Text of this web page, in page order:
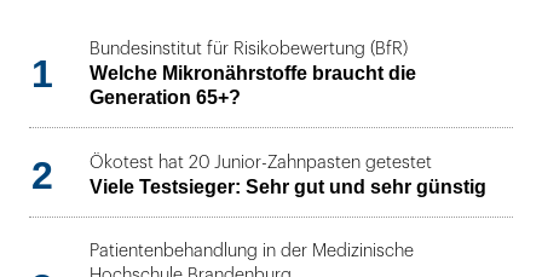
1
Bundesinstitut für Risikobewertung (BfR)
Welche Mikronährstoffe braucht die
Generation 65+?
2 Ökotest hat 20 Junior-Zahnpasten getestet
Viele Testsieger: Sehr gut und sehr günstig
Patientenbehandlung in der Medizinische